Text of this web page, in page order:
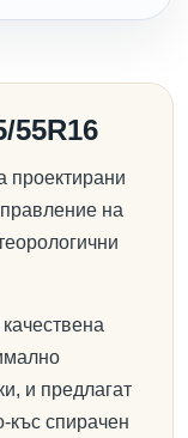
55R16
проектирани
на
и предлагат
къс спирачен